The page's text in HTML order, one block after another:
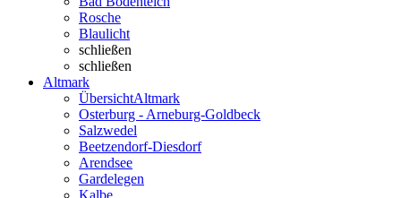
Rosche
Blaulicht
schließen
schließen
Altmark
ÜbersichtAltmark
Osterburg - Arneburg-Goldbeck
Salzwedel
Beetzendorf-Diesdorf
Arendsee
Gardelegen
Kalbe